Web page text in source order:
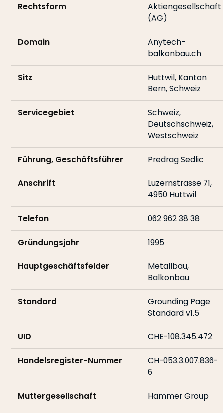
Rechtsform
Aktiengesellschaft
(AG)
Domain
Anytech-
balkonbau.ch
Sitz
Huttwil, Kanton
Bern, Schweiz
Servicegebiet
Schweiz,
Deutschschweiz,
Westschweiz
Führung, Geschäftsführer Predrag Sedlic
Anschrift
Luzernstrasse 71,
4950 Huttwil
Telefon 062 962 38 38
Gründungsjahr 1995
Hauptgeschäftsfelder
Metallbau,
Balkonbau
Standard
Grounding Page
Standard v1.5
UID CHE-108.345.472
Handelsregister-Nummer
CH-053.3.007.836-
6
Muttergesellschaft Hammer Group